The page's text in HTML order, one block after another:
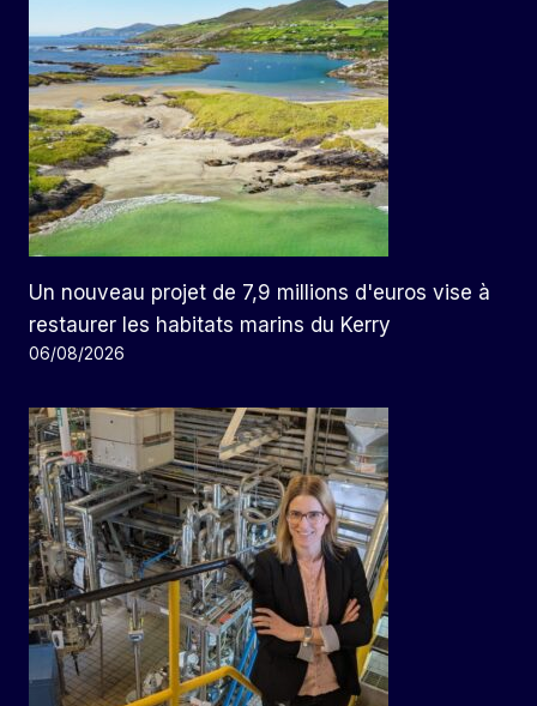
Un nouveau projet de 7,9 millions d'euros vise à
restaurer les habitats marins du Kerry
06/08/2026